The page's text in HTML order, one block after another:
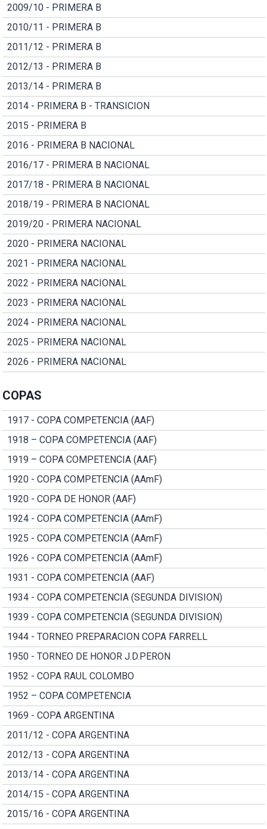
2009/10 - PRIMERA B
2010/11 - PRIMERA B
2011/12 - PRIMERA B
2012/13 - PRIMERA B
2013/14 - PRIMERA B
2014 - PRIMERA B - TRANSICION
2015 - PRIMERA B
2016 - PRIMERA B NACIONAL
2016/17 - PRIMERA B NACIONAL
2017/18 - PRIMERA B NACIONAL
2018/19 - PRIMERA B NACIONAL
2019/20 - PRIMERA NACIONAL
2020 - PRIMERA NACIONAL
2021 - PRIMERA NACIONAL
2022 - PRIMERA NACIONAL
2023 - PRIMERA NACIONAL
2024 - PRIMERA NACIONAL
2025 - PRIMERA NACIONAL
2026 - PRIMERA NACIONAL
COPAS
1917 - COPA COMPETENCIA (AAF)
1918 – COPA COMPETENCIA (AAF)
1919 – COPA COMPETENCIA (AAF)
1920 - COPA COMPETENCIA (AAmF)
1920 - COPA DE HONOR (AAF)
1924 - COPA COMPETENCIA (AAmF)
1925 - COPA COMPETENCIA (AAmF)
1926 - COPA COMPETENCIA (AAmF)
1931 - COPA COMPETENCIA (AAF)
1934 - COPA COMPETENCIA (SEGUNDA DIVISION)
1939 - COPA COMPETENCIA (SEGUNDA DIVISION)
1944 - TORNEO PREPARACION COPA FARRELL
1950 - TORNEO DE HONOR J.D.PERON
1952 - COPA RAUL COLOMBO
1952 – COPA COMPETENCIA
1969 - COPA ARGENTINA
2011/12 - COPA ARGENTINA
2012/13 - COPA ARGENTINA
2013/14 - COPA ARGENTINA
2014/15 - COPA ARGENTINA
2015/16 - COPA ARGENTINA